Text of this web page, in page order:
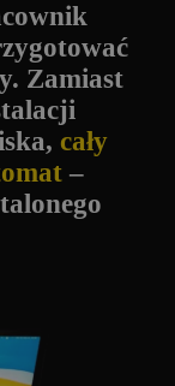
Zamiast
cały
–